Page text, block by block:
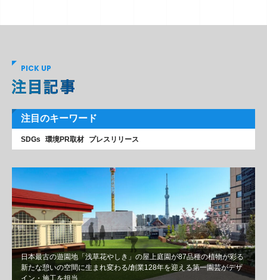
PICK UP
注目のキーワード
SDGs 環境PR取材 プレスリリース
日本最古の遊園地「浅草花やしき」の屋上庭園が87品種の植物が彩る
新たな憩いの空間に生まれ変わる/創業128年を迎える第一園芸がデザ
イン・施工を担当